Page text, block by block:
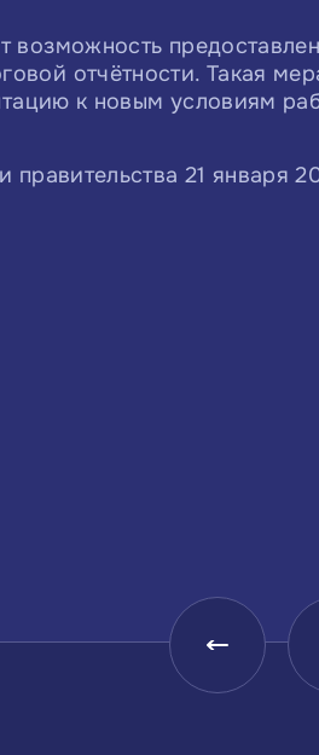
возможность
отчётности. Такая
к новым условиям
21 января
Малое и среднее